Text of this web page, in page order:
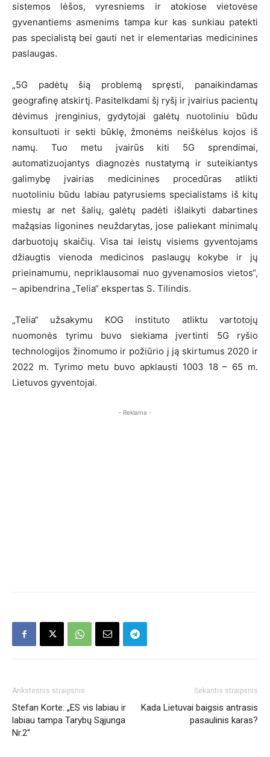
sistemos lėšos, vyresniems ir atokiose vietovėse
gyvenantiems asmenims tampa kur kas sunkiau patekti
pas specialistą bei gauti net ir elementarias medicinines
paslaugas.
„5G padėtų šią problemą spręsti, panaikindamas
geografinę atskirtį. Pasitelkdami šį ryšį ir įvairius pacientų
dėvimus įrenginius, gydytojai galėtų nuotoliniu būdu
konsultuoti ir sekti būklę, žmonėms neiškėlus kojos iš
namų. Tuo metu įvairūs kiti 5G sprendimai,
automatizuojantys diagnozės nustatymą ir suteikiantys
galimybę įvairias medicinines procedūras atlikti
nuotoliniu būdu labiau patyrusiems specialistams iš kitų
miestų ar net šalių, galėtų padėti išlaikyti dabartines
mažąsias ligonines neuždarytas, jose paliekant minimalų
darbuotojų skaičių. Visa tai leistų visiems gyventojams
džiaugtis vienoda medicinos paslaugų kokybe ir jų
prieinamumu, nepriklausomai nuo gyvenamosios vietos“,
– apibendrina „Telia“ ekspertas S. Tilindis.
„Telia“ užsakymu KOG instituto atliktu vartotojų
nuomonės tyrimu buvo siekiama įvertinti 5G ryšio
technologijos žinomumo ir požiūrio į ją skirtumus 2020 ir
2022 m. Tyrimo metu buvo apklausti 1003 18 – 65 m.
Lietuvos gyventojai.
- Reklama -
Ankstesnis straipsnis
Stefan Korte: „ES vis labiau ir
labiau tampa Tarybų Sąjunga
Nr.2“
Sekantis straipsnis
Kada Lietuvai baigsis antrasis
pasaulinis karas?